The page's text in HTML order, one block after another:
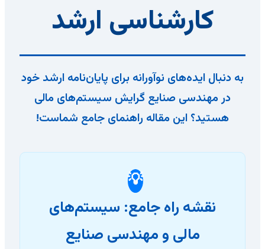
کارشناسی ارشد
به دنبال ایده‌های نوآورانه برای پایان‌نامه ارشد خود
در مهندسی صنایع گرایش سیستم‌های مالی
هستید؟ این مقاله راهنمای جامع شماست!
💡
نقشه راه جامع: سیستم‌های
مالی و مهندسی صنایع